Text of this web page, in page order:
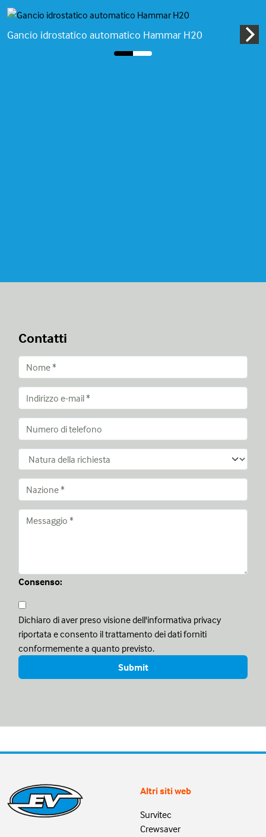
Gancio idrostatico automatico Hammar H20
Contatti
Consenso:
Dichiaro di aver preso visione dell'informativa privacy
riportata e consento il trattamento dei dati forniti
conformemente a quanto previsto.
Altri siti web
Survitec
Crewsaver